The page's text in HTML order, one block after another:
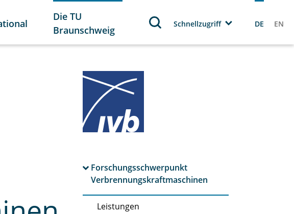
Die TU
Braunschweig
Schnellzugriff DE EN
Forschungsschwerpunkt
Verbrennungskraftmaschinen
Leistungen